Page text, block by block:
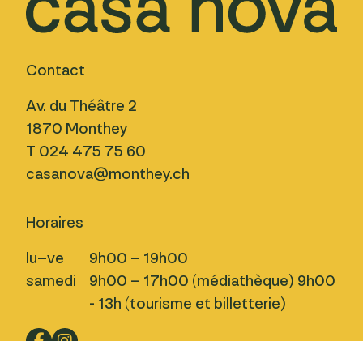
Contact
Av. du Théâtre 2
1870 Monthey
T 024 475 75 60
casanova@monthey.ch
Horaires
lu–ve
samedi
9h00 – 19h00
9h00 – 17h00 (médiathèque) 9h00
- 13h (tourisme et billetterie)